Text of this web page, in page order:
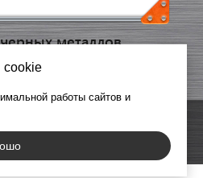
металлов
cookie
работы сайтов и